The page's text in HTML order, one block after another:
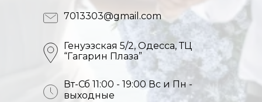
7013303@gmail.com
Генуэзская 5/2, Одесса, ТЦ
“Гагарин Плаза”
Вт-Сб 11:00 - 19:00 Вс и Пн -
выходные